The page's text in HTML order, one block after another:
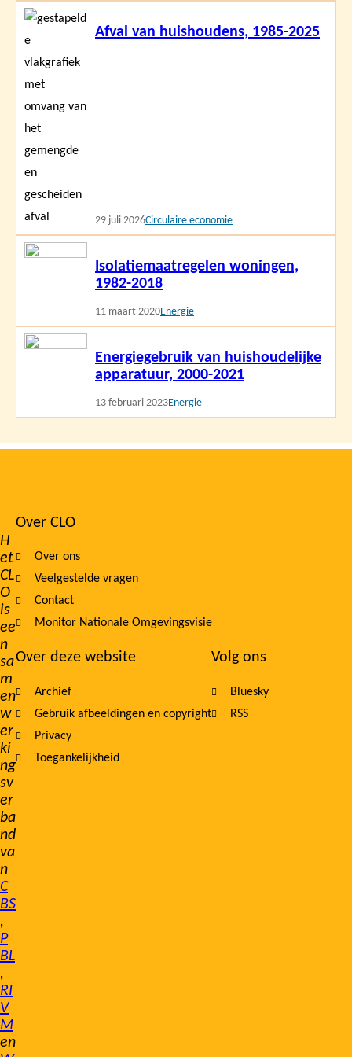
Afval van huishoudens, 1985-2025
29 juli 2026Circulaire economie
Lees
Isolatiemaatregelen woningen,
1982-2018
11 maart 2020Energie
Lees
Energiegebruik van huishoudelijke
apparatuur, 2000-2021
13 februari 2023Energie
Lees
H
et
CL
O
is
ee
n
sa
m
en
w
er
ki
ng
sv
er
ba
nd
va
n
C
BS
,
P
BL
,
RI
V
M
en
Footer
navigation
Over CLO
Over ons
Veelgestelde vragen
Contact
Monitor Nationale Omgevingsvisie
Over deze website
Archief
Gebruik afbeeldingen en copyright
Privacy
Toegankelijkheid
Volg ons
Bluesky
RSS